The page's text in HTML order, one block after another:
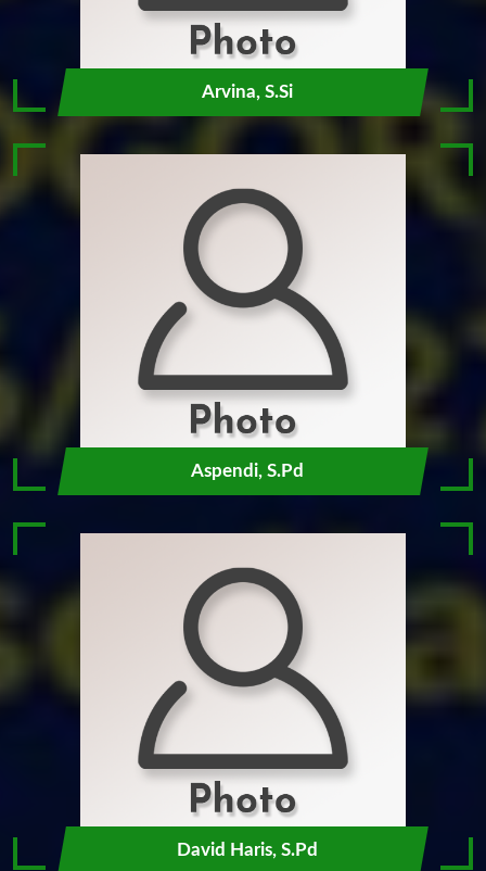
Arvina, S.Si
Aspendi, S.Pd
David Haris, S.Pd